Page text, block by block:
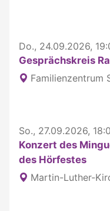
Do., 24.09.2026,
Gesprächskreis
Familienzentrum
So., 27.09.2026,
Konzert des
des Hörfestes
Martin-Luther-